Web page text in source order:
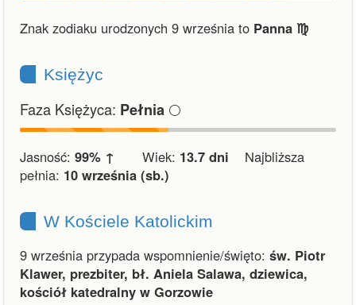
Znak zodiaku urodzonych 9 września to Panna ♍︎
Księżyc
Faza Księżyca: Pełnia 🌕
Jasność: 99% ↑ Wiek: 13.7 dni Najbliższa
pełnia: 10 września (sb.)
W Kościele Katolickim
9 września przypada wspomnienie/święto: św. Piotr
Klawer, prezbiter, bł. Aniela Salawa, dziewica,
kościół katedralny w Gorzowie